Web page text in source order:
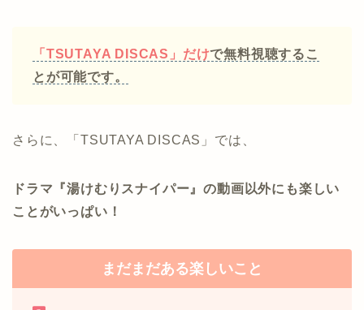
「TSUTAYA DISCAS」だけで無料視聴するこ
とが可能です。
さらに、「TSUTAYA DISCAS」では、
ドラマ『湯けむりスナイパー』の動画以外にも楽しい
ことがいっぱい！
まだまだある楽しいこと